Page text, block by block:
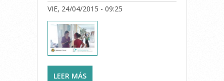
VIE, 24/04/2015 - 09:25
LEER MÁS